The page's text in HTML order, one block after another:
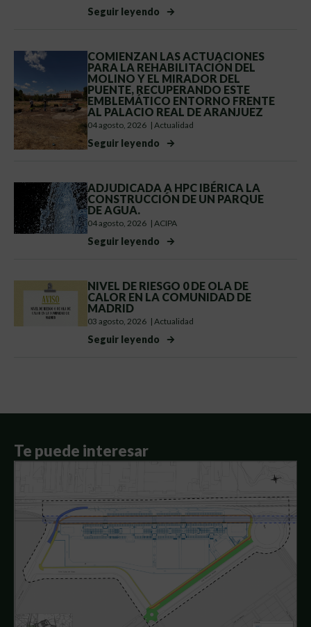
Seguir leyendo
COMIENZAN LAS ACTUACIONES
PARA LA REHABILITACIÓN DEL
MOLINO Y EL MIRADOR DEL
PUENTE, RECUPERANDO ESTE
EMBLEMÁTICO ENTORNO FRENTE
AL PALACIO REAL DE ARANJUEZ
04 agosto, 2026 | Actualidad
Seguir leyendo
ADJUDICADA A HPC IBÉRICA LA
CONSTRUCCIÓN DE UN PARQUE
DE AGUA.
04 agosto, 2026 | ACIPA
Seguir leyendo
NIVEL DE RIESGO 0 DE OLA DE
CALOR EN LA COMUNIDAD DE
MADRID
03 agosto, 2026 | Actualidad
Seguir leyendo
Te puede interesar